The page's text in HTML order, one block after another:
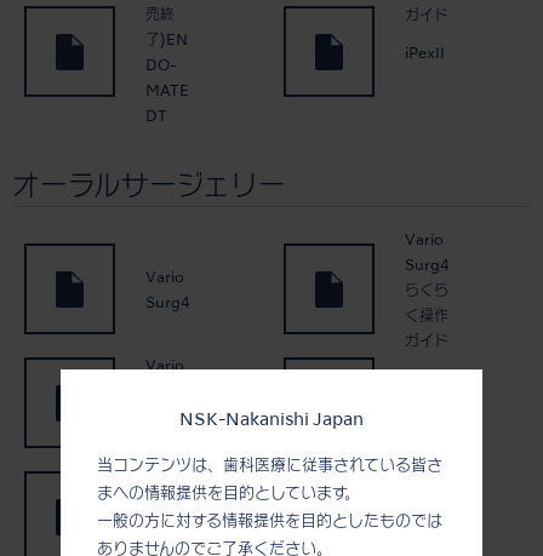
NSK-Nakanishi Japan
当コンテンツは、歯科医療に従事されている皆さ
まへの情報提供を目的としています。
一般の方に対する情報提供を目的としたものでは
ありませんのでご了承ください。
ガイド
売終
了)EN
DO-
MATE
DT
iPexII
オーラルサージェリー
Vario
Surg4
Vario
Surg4
らくら
く操作
ガイド
Vario
ハンド
Vario
Surg3
らくら
く操作
サージ